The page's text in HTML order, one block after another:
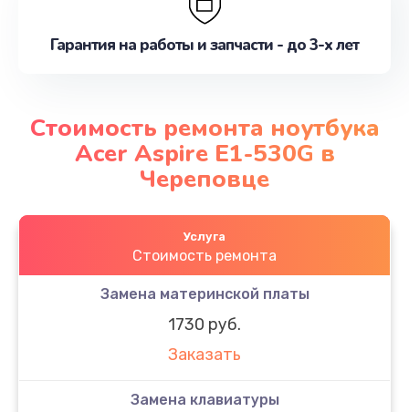
Гарантия на работы и запчасти - до 3-х лет
Стоимость ремонта ноутбука
Acer Aspire E1-530G в
Череповце
Услуга
Стоимость ремонта
Замена материнской платы
1730 руб.
Заказать
Замена клавиатуры